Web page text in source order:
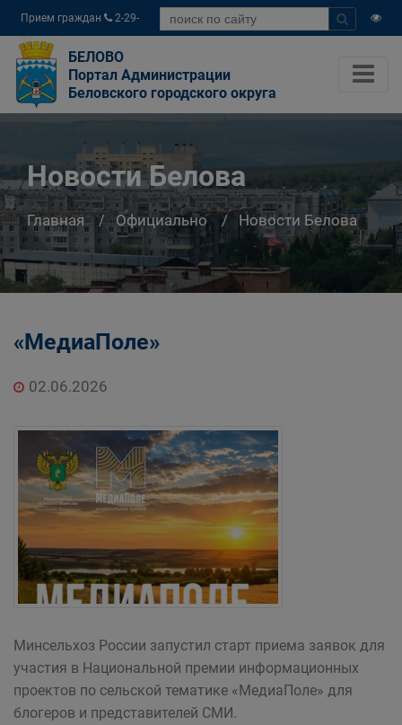
Прием граждан
2-29-
04
БЕЛОВО
Портал Администрации
Беловского городского округа
Новости Белова
Главная Официально Новости Белова
«МедиаПоле»
02.06.2026
Минсельхоз России запустил старт приема заявок для
участия в Национальной премии информационных
проектов по сельской тематике «МедиаПоле» для
блогеров и представителей СМИ.